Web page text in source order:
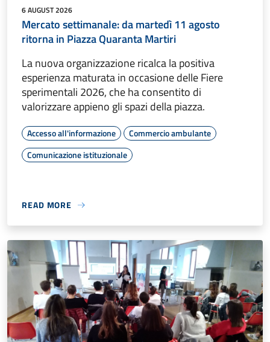
6 AUGUST 2026
Mercato settimanale: da martedì 11 agosto
ritorna in Piazza Quaranta Martiri
La nuova organizzazione ricalca la positiva
esperienza maturata in occasione delle Fiere
sperimentali 2026, che ha consentito di
valorizzare appieno gli spazi della piazza.
Accesso all'informazione
Commercio ambulante
Comunicazione istituzionale
READ MORE